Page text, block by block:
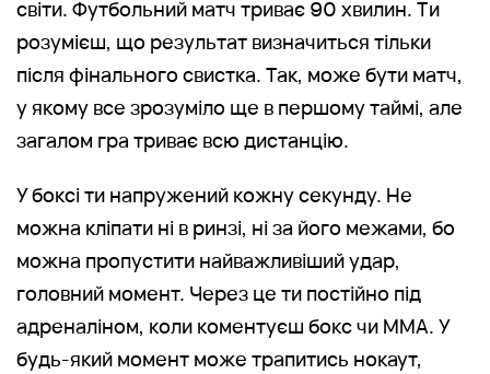
світи. Футбольний матч триває 90 хвилин. Ти
розумієш, що результат визначиться тільки
після фінального свистка. Так, може бути матч,
у якому все зрозуміло ще в першому таймі, але
загалом гра триває всю дистанцію.
У боксі ти напружений кожну секунду. Не
можна кліпати ні в ринзі, ні за його межами, бо
можна пропустити найважливіший удар,
головний момент. Через це ти постійно під
адреналіном, коли коментуєш бокс чи MMA. У
будь-який момент може трапитись нокаут,